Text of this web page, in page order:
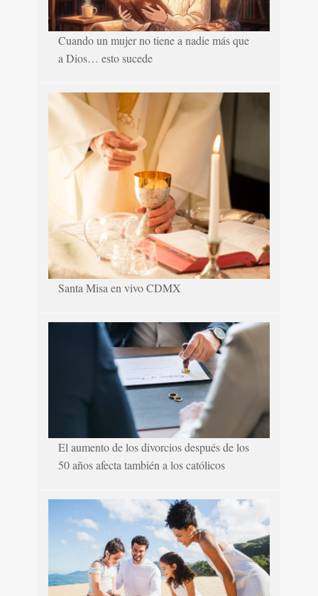
Cuando un mujer no tiene a nadie más que
a Dios… esto sucede
Santa Misa en vivo CDMX
El aumento de los divorcios después de los
50 años afecta también a los católicos